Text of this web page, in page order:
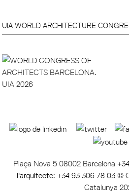
UIA WORLD ARCHITECTURE
Plaça Nova 5 08002 Barcelona
l'arquitecte: +34 93 306 78 03 ©
Catalunya